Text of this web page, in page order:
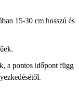
15-30 cm hosszú és
a pontos időpont függ